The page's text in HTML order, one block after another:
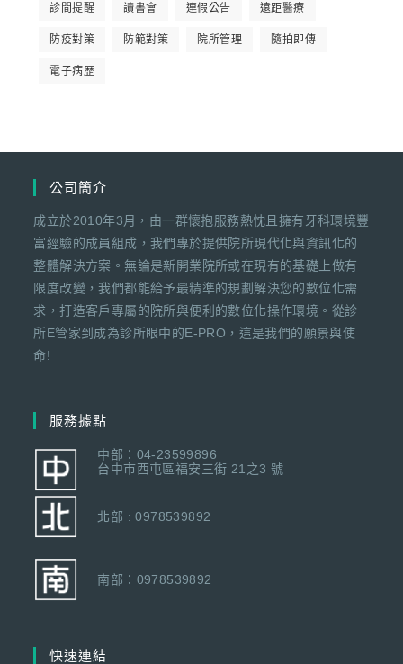
診間提醒 讀書會 連假公告 遠距醫療
防疫對策 防範對策 院所管理 隨拍即傳
電子病歷
公司簡介
成立於2010年3月，由一群懷抱服務熱忱且擁有牙科環境豐
富經驗的成員組成，我們專於提供院所現代化與資訊化的
整體解決方案。無論是新開業院所或在現有的基礎上做有
限度改變，我們都能給予最精準的規劃解決您的數位化需
求，打造客戶專屬的院所與便利的數位化操作環境。從診
所E管家到成為診所眼中的E-PRO，這是我們的願景與使
命!
服務據點
中部：04-23599896
台中市西屯區福安三街 21之3 號
北部 : 0978539892
南部：0978539892
快速連結